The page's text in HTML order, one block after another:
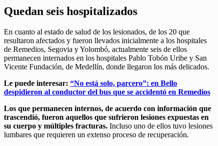
Quedan seis hospitalizados
En cuanto al estado de salud de los lesionados, de los 20 que
resultaron afectados y fueron llevados inicialmente a los hospitales
de Remedios, Segovia y Yolombó, actualmente seis de ellos
permanecen internados en los hospitales Pablo Tobón Uribe y San
Vicente Fundación, de Medellín, donde llegaron los más delicados.
Le puede interesar: “No está solo, parcero”: en Bello
despidieron al conductor del bus que se accidentó en Remedios
Los que permanecen internos, de acuerdo con información que
trascendió, fueron aquellos que sufrieron lesiones expuestas en
su cuerpo y múltiples fracturas. Incluso uno de ellos tuvo lesiones
lumbares que requieren un extenso proceso de recuperación.